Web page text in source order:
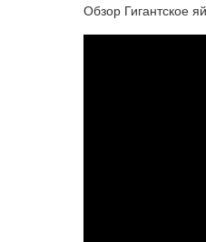
Обзор Гигантское